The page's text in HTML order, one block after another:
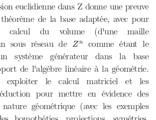
euclidienne dans Z donne une preuve
de la base adaptée, avec pour
calcul du volume (d'une maille
sous réseau de
Zn
Zn comme étant le
système générateur dans la base
de l'algèbre linéaire à la géométrie.
le calcul matriciel et les
pour mettre en évidence des
géométrique (avec les exemples